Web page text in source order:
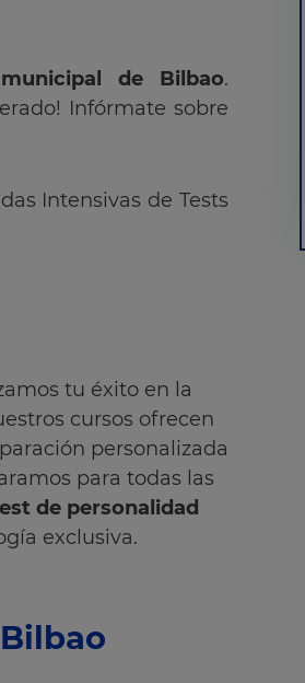
de Bilbao.
Infórmate sobre
Intensivas de Tests
tu éxito en la
cursos ofrecen
personalizada
para todas las
de personalidad
exclusiva.